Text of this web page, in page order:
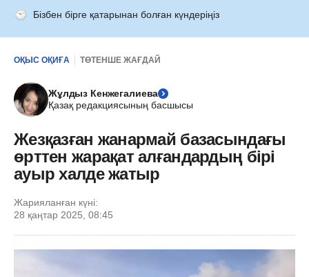
Бізбен бірге қатарынан болған күндеріңіз
ОҚЫС ОҚИҒА ТӨТЕНШЕ ЖАҒДАЙ
Жұлдыз Кенжегалиева
Қазақ редакциясының басшысы
Жезқазған жанармай базасындағы
өрттен жарақат алғандардың бірі
ауыр халде жатыр
Жарияланған күні:
28 қаңтар 2025, 08:45